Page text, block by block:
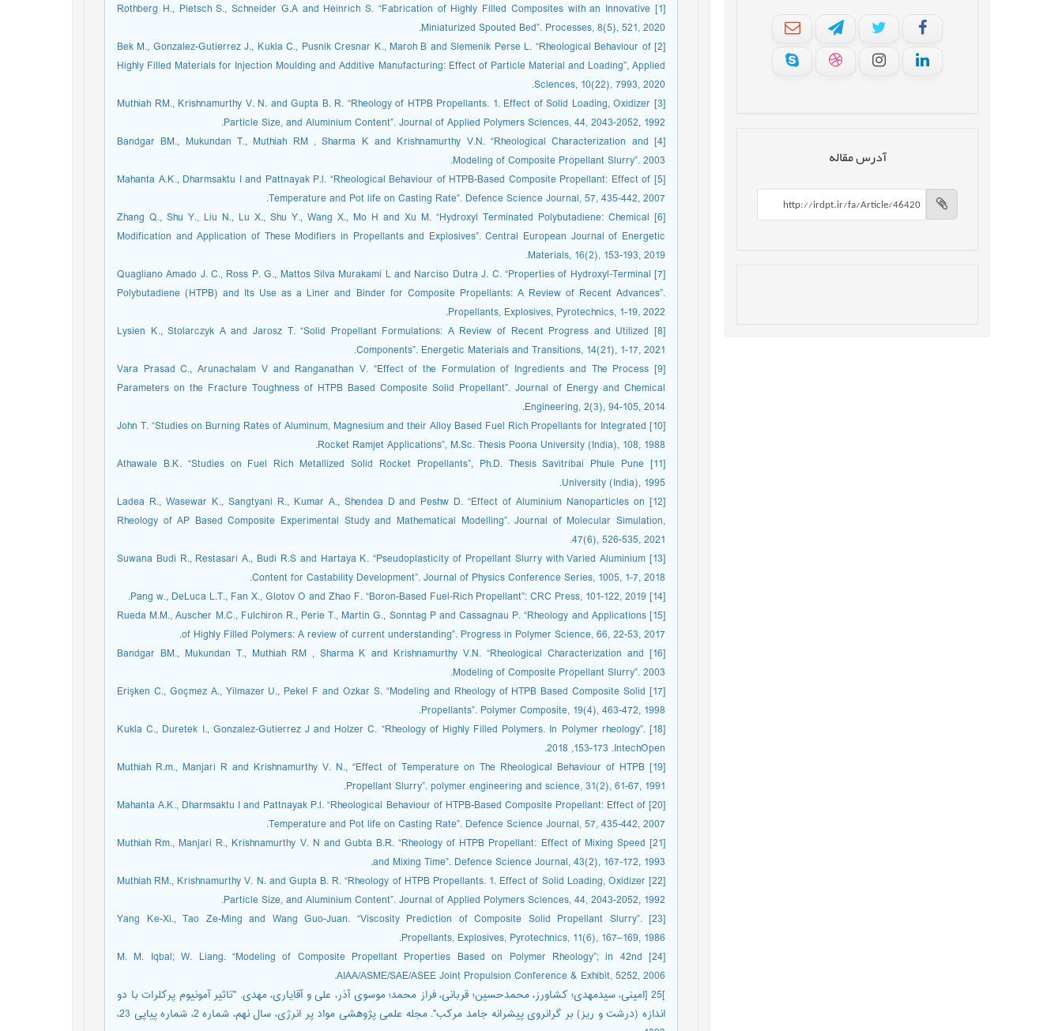
آدرس مقاله
[1] Rothberg H., Pietsch S., Schneider G.A and Heinrich S. “Fabrication of Highly Filled Composites with an Innovative
Miniaturized Spouted Bed”. Processes, 8(5), 521, 2020.
[2] Bek M., Gonzalez-Gutierrez J., Kukla C., Pusnik Cresnar K., Maroh B and Slemenik Perse L. “Rheological Behaviour of
Highly Filled Materials for Injection Moulding and Additive Manufacturing: Effect of Particle Material and Loading”, Applied
Sciences, 10(22), 7993, 2020.
[3] Muthiah RM., Krishnamurthy V. N. and Gupta B. R. “Rheology of HTPB Propellants. 1. Effect of Solid Loading, Oxidizer
Particle Size, and Aluminium Content”. Journal of Applied Polymers Sciences, 44, 2043-2052, 1992.
[4] Bandgar BM., Mukundan T., Muthiah RM , Sharma K and Krishnamurthy V.N. “Rheological Characterization and
Modeling of Composite Propellant Slurry”. 2003.
[5] Mahanta A.K., Dharmsaktu I and Pattnayak P.l. “Rheological Behaviour of HTPB-Based Composite Propellant: Effect of
Temperature and Pot life on Casting Rate”. Defence Science Journal, 57, 435-442, 2007.
[6] Zhang Q., Shu Y., Liu N., Lu X., Shu Y., Wang X., Mo H and Xu M. “Hydroxyl Terminated Polybutadiene: Chemical
Modification and Application of These Modifiers in Propellants and Explosives”. Central European Journal of Energetic
Materials, 16(2), 153-193, 2019.
[7] Quagliano Amado J. C., Ross P. G., Mattos Silva Murakami L and Narciso Dutra J. C. “Properties of Hydroxyl‐Terminal
Polybutadiene (HTPB) and Its Use as a Liner and Binder for Composite Propellants: A Review of Recent Advances”.
Propellants, Explosives, Pyrotechnics, 1-19, 2022.
[8] Lysien K., Stolarczyk A and Jarosz T. “Solid Propellant Formulations: A Review of Recent Progress and Utilized
Components”. Energetic Materials and Transitions, 14(21), 1-17, 2021.
[9] Vara Prasad C., Arunachalam V and Ranganathan V. “Effect of the Formulation of Ingredients and The Process
Parameters on the Fracture Toughness of HTPB Based Composite Solid Propellant”. Journal of Energy and Chemical
Engineering, 2(3), 94-105, 2014.
[10] John T. “Studies on Burning Rates of Aluminum, Magnesium and their Alloy Based Fuel Rich Propellants for Integrated
Rocket Ramjet Applications”, M.Sc. Thesis Poona University (India), 108, 1988.
[11] Athawale B.K. “Studies on Fuel Rich Metallized Solid Rocket Propellants”, Ph.D. Thesis Savitribai Phule Pune
University (India), 1995.
[12] Ladea R., Wasewar K., Sangtyani R., Kumar A., Shendea D and Peshw D. “Effect of Aluminium Nanoparticles on
Rheology of AP Based Composite Experimental Study and Mathematical Modelling”. Journal of Molecular Simulation,
47(6), 526-535, 2021.
[13] Suwana Budi R., Restasari A., Budi R.S and Hartaya K. “Pseudoplasticity of Propellant Slurry with Varied Aluminium
Content for Castability Development”. Journal of Physics Conference Series, 1005, 1-7, 2018.
[14] Pang w., DeLuca L.T., Fan X., Glotov O and Zhao F. “Boron-Based Fuel-Rich Propellant”: CRC Press, 101-122, 2019.
[15] Rueda M.M., Auscher M.C., Fulchiron R., Perie T., Martin G., Sonntag P and Cassagnau P. “Rheology and Applications
of Highly Filled Polymers: A review of current understanding”. Progress in Polymer Science, 66, 22-53, 2017.
[16] Bandgar BM., Mukundan T., Muthiah RM , Sharma K and Krishnamurthy V.N. “Rheological Characterization and
Modeling of Composite Propellant Slurry”. 2003.
[17] Erişken C., Goçmez A., Yilmazer U., Pekel F and Ozkar S. “Modeling and Rheology of HTPB Based Composite Solid
Propellants”. Polymer Composite, 19(4), 463-472, 1998.
[18] Kukla C., Duretek I., Gonzalez-Gutierrez J and Holzer C. “Rheology of Highly Filled Polymers. In Polymer rheology”.
IntechOpen.‏ 153-173, 2018.
[19] Muthiah R.m., Manjari R and Krishnamurthy V. N., “Effect of Temperature on The Rheological Behaviour of HTPB
Propellant Slurry”. polymer engineering and science, 31(2), 61-67, 1991.
[20] Mahanta A.K., Dharmsaktu I and Pattnayak P.l. “Rheological Behaviour of HTPB-Based Composite Propellant: Effect of
Temperature and Pot life on Casting Rate”. Defence Science Journal, 57, 435-442, 2007.
[21] Muthiah Rm., Manjari R., Krishnamurthy V. N and Gubta B.R. “Rheology of HTPB Propellant: Effect of Mixing Speed
and Mixing Time”. Defence Science Journal, 43(2), 167-172, 1993.
[22] Muthiah RM., Krishnamurthy V. N. and Gupta B. R. “Rheology of HTPB Propellants. 1. Effect of Solid Loading, Oxidizer
Particle Size, and Aluminium Content”. Journal of Applied Polymers Sciences, 44, 2043-2052, 1992.
[23] Yang Ke-Xi., Tao Ze-Ming and Wang Guo-Juan. “Viscosity Prediction of Composite Solid Propellant Slurry”.
Propellants, Explosives, Pyrotechnics, 11(6), 167–169, 1986.
[24] M. M. Iqbal; W. Liang. “Modeling of Composite Propellant Properties Based on Polymer Rheology”; in 42nd
AIAA/ASME/SAE/ASEE Joint Propulsion Conference & Exhibit, 5252, 2006.
]25 [امینی، سیدمهدی؛ کشاورز، محمدحسین؛ قربانی، فراز محمد؛ موسوی آذر، علی و آقایاری، مهدی. "تاثیر آمونیوم پرکلرات با دو
اندازه (درشت و ریز) بر گرانروی پیشرانه جامد مرکب". مجله علمی پژوهشی مواد پر انرژی، سال نهم، شماره 2، شماره پیاپی 23،